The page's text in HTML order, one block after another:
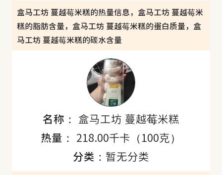
盒马工坊 蔓越莓米糕的热量信息，盒马工坊 蔓越莓米
糕的脂肪含量，盒马工坊 蔓越莓米糕的蛋白质量，盒
马工坊 蔓越莓米糕的碳水含量
名称： 盒马工坊 蔓越莓米糕
热量： 218.00千卡（100克）
分类： 暂无分类